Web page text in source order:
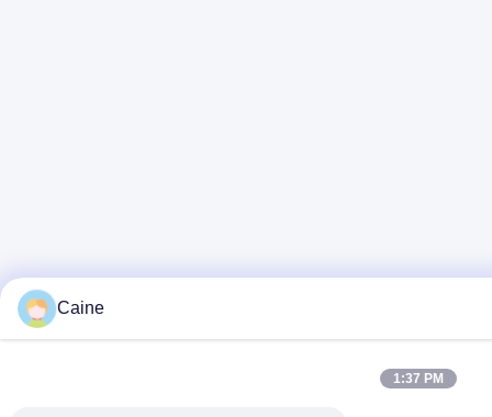
Caine
1:37 PM